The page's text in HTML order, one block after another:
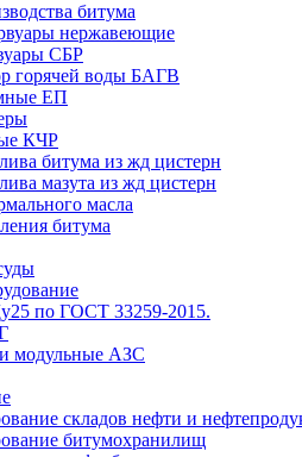
битума
нержавеющие
СБР
горячей воды БАГВ
ЕП
КЧР
битума из жд цистерн
мазута из жд цистерн
масла
битума
по ГОСТ 33259-2015.
модульные АЗС
складов нефти и
битумохранилищ